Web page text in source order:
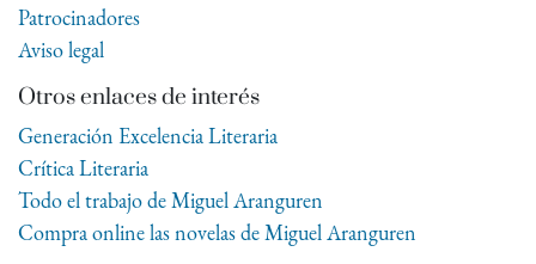
Patrocinadores
Aviso legal
Otros enlaces de interés
Generación Excelencia Literaria
Crítica Literaria
Todo el trabajo de Miguel Aranguren
Compra online las novelas de Miguel Aranguren